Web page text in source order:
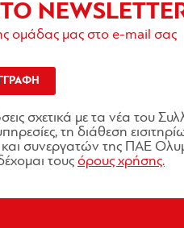
ομάδας μας στο e-mail σας
σχετικά με τα νέα του
τη διάθεση
συνεργατών της ΠΑΕ
τους όρους χρήσης.